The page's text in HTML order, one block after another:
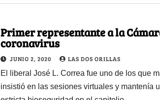
Primer representante a la
coronavirus
JUNIO 2, 2020 LAS DOS ORILLAS
El liberal José L. Correa fue uno de los que
insistió en las sesiones virtuales y mantenía